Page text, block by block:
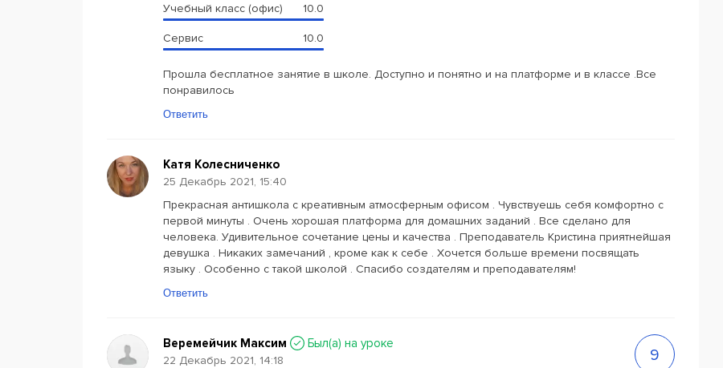
Учебный класс (офис) 10.0
Сервис 10.0
Прошла бесплатное занятие в школе. Доступно и понятно и на платформе и в классе .Все
понравилось
Ответить
Катя Колесниченко
25 Декабрь 2021, 15:40
Прекрасная антишкола с креативным атмосферным офисом . Чувствуешь себя комфортно с
первой минуты . Очень хорошая платформа для домашних заданий . Все сделано для
человека. Удивительное сочетание цены и качества . Преподаватель Кристина приятнейшая
девушка . Никаких замечаний , кроме как к себе . Хочется больше времени посвящать
языку . Особенно с такой школой . Спасибо создателям и преподавателям!
Ответить
Веремейчик Максим Был(a) на уроке
22 Декабрь 2021, 14:18 9